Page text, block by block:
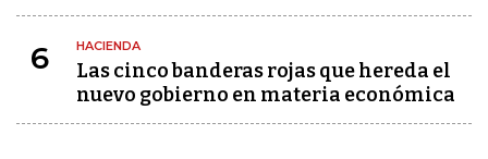
6 HACIENDA
Las cinco banderas rojas que hereda el
nuevo gobierno en materia económica